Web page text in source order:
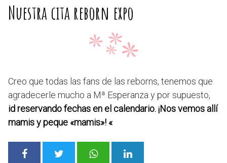
Nuestra cita reborn expo
Creo que todas las fans de las reborns, tenemos que
agradecerle mucho a Mª Esperanza y por supuesto,
id reservando fechas en el calendario. ¡Nos vemos allí
mamis y peque «mamis»! «